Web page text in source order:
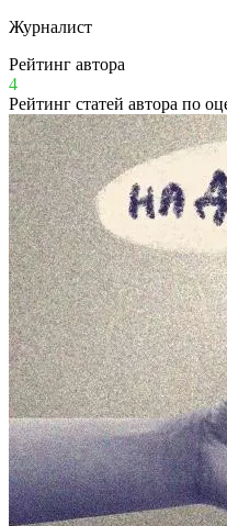
Журналист
Рейтинг автора
4
Рейтинг статей автора по